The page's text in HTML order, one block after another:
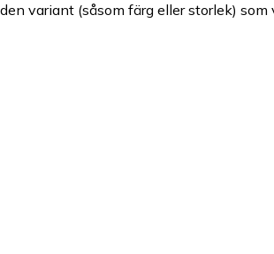
variant (såsom färg eller storlek)